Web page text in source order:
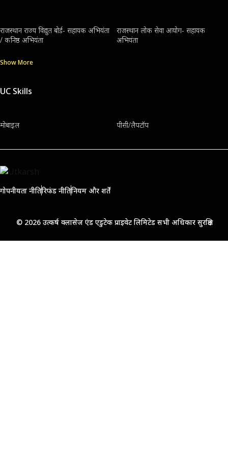
राजस्थान राज्य विद्युत बोर्ड- सहायक अभियंता
/ कनिष्ठ अभियंता
राजस्थान लोक सेवा आयोग- सहायक
अभियंता
Show More
UC Skills
मोबाइल पीसी/लैपटॉप
गोपनीयता नीतिरिफंड नीतिनियम और शर्तें
© 2026 उत्कर्ष क्लासेज एंड एडुटेक प्राइवेट लिमिटेड सभी अधिकार सुरक्षित